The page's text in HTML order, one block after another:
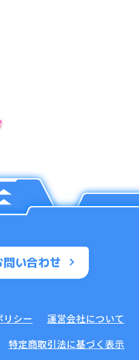
い合わせ
リシー
運営会社について
特定商取引法に基づく表示